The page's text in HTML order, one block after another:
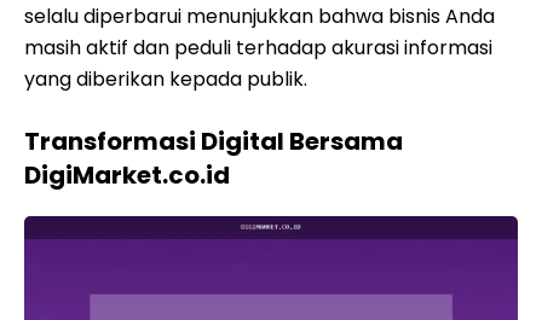
selalu diperbarui menunjukkan bahwa bisnis Anda
masih aktif dan peduli terhadap akurasi informasi
yang diberikan kepada publik.
Transformasi Digital Bersama
DigiMarket.co.id